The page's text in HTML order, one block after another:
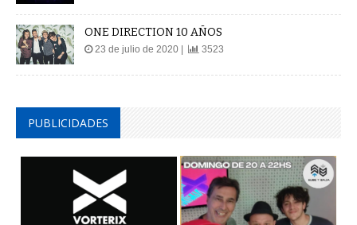
ONE DIRECTION 10 AÑOS
23 de julio de 2020 | 3523
PUBLICIDADES